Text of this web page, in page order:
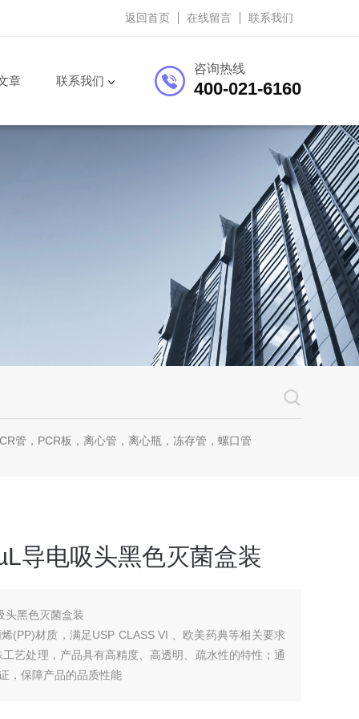
返回首页 在线留言 联系我们
咨询热线
400-021-6160
章 联系我们
管，PCR板，离心管，离心瓶，冻存管，螺口管
导电吸头黑色灭菌盒装
黑色灭菌盒装
(PP)材质，满足USP CLASS VI 、欧美药典等相关要求
艺处理，产品具有高精度、高透明、疏水性的特性；通
，保障产品的品质性能